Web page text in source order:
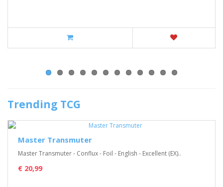
Trending TCG
Master Transmuter
Master Transmuter - Conflux - Foil - English - Excellent (EX)..
€ 20,99